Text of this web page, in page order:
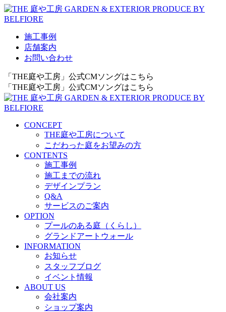
施工事例
店舗案内
お問い合わせ
「THE庭や工房」公式CMソングはこちら
「THE庭や工房」公式CMソングはこちら
CONCEPT
THE庭や工房について
こだわった庭をお望みの方
CONTENTS
施工事例
施工までの流れ
デザインプラン
Q&A
サービスのご案内
OPTION
プールのある庭（くらし）
グランドアートウォール
INFORMATION
お知らせ
スタッフブログ
イベント情報
ABOUT US
会社案内
ショップ案内